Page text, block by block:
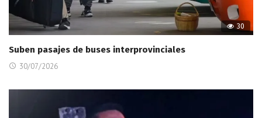
30
Suben pasajes de buses interprovinciales
30/07/2026